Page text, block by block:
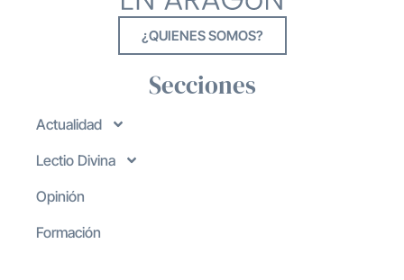
¿QUIENES SOMOS?
Secciones
Actualidad
Lectio Divina
Opinión
Formación